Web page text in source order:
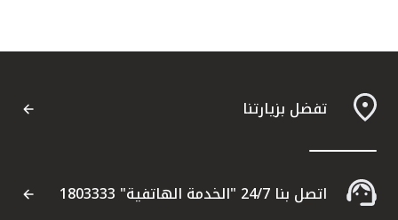
تفضل بزيارتنا
اتصل بنا 24/7 "الخدمة الهاتفية" 1803333